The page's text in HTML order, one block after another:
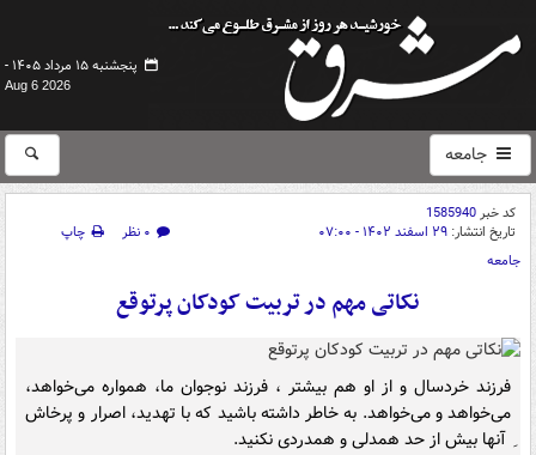
پنجشنبه ۱۵ مرداد ۱۴۰۵ -
Aug 6 2026
جامعه
کد خبر1585940
تاریخ انتشار: ۲۹ اسفند ۱۴۰۲ - ۰۷:۰۰ ۰ نظر
چاپ
جامعه
نکاتی مهم در تربیت کودکان پرتوقع
فرزند خردسال و از او هم بیشتر ، فرزند نوجوان ما، همواره می‌خواهد،
می‌خواهد و می‌خواهد. به خاطر داشته باشید که با تهدید، اصرار و پرخاش
ِ آنها بیش از حد همدلی و همدردی نکنید.